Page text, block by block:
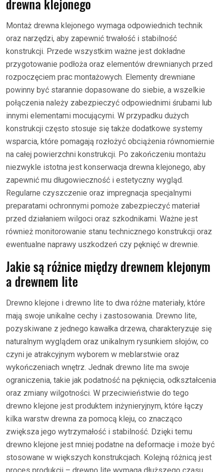
drewna klejonego
Montaż drewna klejonego wymaga odpowiednich technik
oraz narzędzi, aby zapewnić trwałość i stabilność
konstrukcji. Przede wszystkim ważne jest dokładne
przygotowanie podłoża oraz elementów drewnianych przed
rozpoczęciem prac montażowych. Elementy drewniane
powinny być starannie dopasowane do siebie, a wszelkie
połączenia należy zabezpieczyć odpowiednimi śrubami lub
innymi elementami mocującymi. W przypadku dużych
konstrukcji często stosuje się także dodatkowe systemy
wsparcia, które pomagają rozłożyć obciążenia równomiernie
na całej powierzchni konstrukcji. Po zakończeniu montażu
niezwykle istotna jest konserwacja drewna klejonego, aby
zapewnić mu długowieczność i estetyczny wygląd.
Regularne czyszczenie oraz impregnacja specjalnymi
preparatami ochronnymi pomoże zabezpieczyć materiał
przed działaniem wilgoci oraz szkodnikami. Ważne jest
również monitorowanie stanu technicznego konstrukcji oraz
ewentualne naprawy uszkodzeń czy pęknięć w drewnie.
Jakie są różnice między drewnem klejonym
a drewnem lite
Drewno klejone i drewno lite to dwa różne materiały, które
mają swoje unikalne cechy i zastosowania. Drewno lite,
pozyskiwane z jednego kawałka drzewa, charakteryzuje się
naturalnym wyglądem oraz unikalnym rysunkiem słojów, co
czyni je atrakcyjnym wyborem w meblarstwie oraz
wykończeniach wnętrz. Jednak drewno lite ma swoje
ograniczenia, takie jak podatność na pęknięcia, odkształcenia
oraz zmiany wilgotności. W przeciwieństwie do tego
drewno klejone jest produktem inżynieryjnym, które łączy
kilka warstw drewna za pomocą kleju, co znacząco
zwiększa jego wytrzymałość i stabilność. Dzięki temu
drewno klejone jest mniej podatne na deformacje i może być
stosowane w większych konstrukcjach. Kolejną różnicą jest